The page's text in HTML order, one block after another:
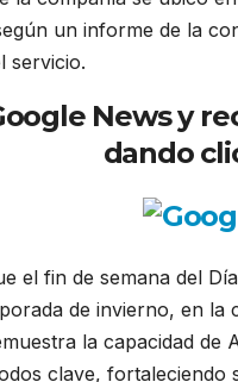
un informe de la
servicio.
News y
dando
el fin de semana del
de invierno, en
la capacidad
clave,